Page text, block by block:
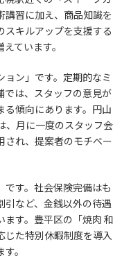
講習に加え、商品知識を
スキルアップを支援する
ています。
ン」です。定期的なミ
では、スタッフの意見が
傾向にあります。円山
、月に一度のスタッフ会
され、提案者のモチベー
す。社会保険完備はも
引など、金銭以外の待遇
ます。豊平区の「焼肉 和
じた特別休暇制度を導入
。